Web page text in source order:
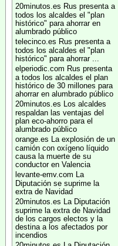
20minutos.es Rus presenta a
todos los alcaldes el "plan
histórico" para ahorrar en
alumbrado público
telecinco.es Rus presenta a
todos los alcaldes el "plan
histórico" para ahorrar ...
elperiodic.com Rus presenta
a todos los alcaldes el plan
histórico de 30 millones para
ahorrar en alumbrado público
20minutos.es Los alcaldes
respaldan las ventajas del
plan eco-ahorro para el
alumbrado público
orange.es La explosión de un
camión con oxígeno líquido
causa la muerte de su
conductor en Valencia
levante-emv.com La
Diputación se suprime la
extra de Navidad
20minutos.es La Diputación
suprime la extra de Navidad
de los cargos electos y la
destina a los afectados por
incendios